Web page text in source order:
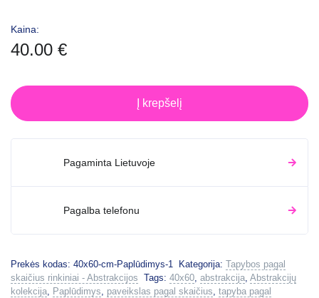
Kaina:
40.00 €
Į krepšelį
Pagaminta Lietuvoje
Pagalba telefonu
Prekės kodas: 40x60-cm-Paplūdimys-1 Kategorija: Tapybos pagal
skaičius rinkiniai - Abstrakcijos Tags: 40x60, abstrakcija, Abstrakcijų
kolekcija, Paplūdimys, paveikslas pagal skaičius, tapyba pagal